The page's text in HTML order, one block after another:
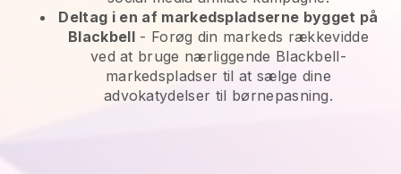
Deltag i en af markedspladserne bygget på
Blackbell- Forøg din markeds rækkevidde
ved at bruge nærliggende Blackbell-
markedspladser til at sælge dine
advokatydelser til børnepasning.